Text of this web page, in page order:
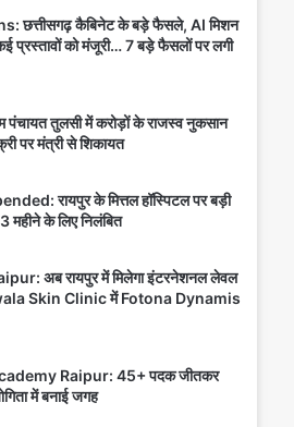
रायपुर। आंजनेय विश्वविद्यालय के
छात्राओं ने राष्ट्रीय स्तर पर अपनी
छत्तीसगढ़
AI मिशन से लेकर
छत्तीसगढ़ कैबिनेट के बड़े फैसले, AI मिशन
प्रस्तावों को मंजूरी… 7 बड़े फैसलों पर लगी
तुलसी में करोड़ों के राजस्व नुकसान
पर मंत्री से शिकायत
रायपुर के मित्तल हॉस्पिटल पर बड़ी
महीने के लिए निलंबित
अब रायपुर में मिलेगा इंटरनेशनल लेवल
Skin Clinic में Fotona Dynamis
Raipur: 45+ पदक जीतकर
में बनाई जगह